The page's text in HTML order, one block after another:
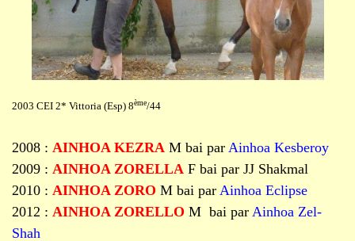
2003 CEI 2* Vittoria (Esp) 8ème/44
2008 : AINHOA KEZRA M bai par Ainhoa Kesberoy
2009 : AINHOA ZORELLA F bai par JJ Shakmal
2010 : AINHOA ZORO M bai par Ainhoa Eclipse
2012 : AINHOA ZORELLO M bai par Ainhoa Zel-
Shah